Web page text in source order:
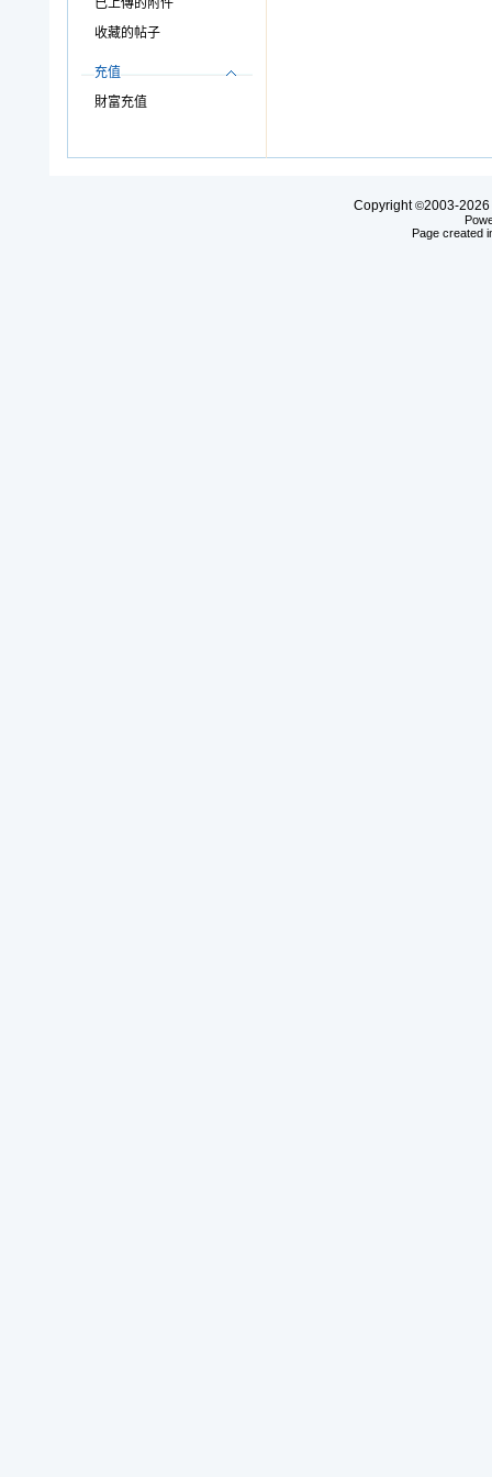
已上傳的附件
收藏的帖子
充值
財富充值
Copyright©2003-2026
Page created